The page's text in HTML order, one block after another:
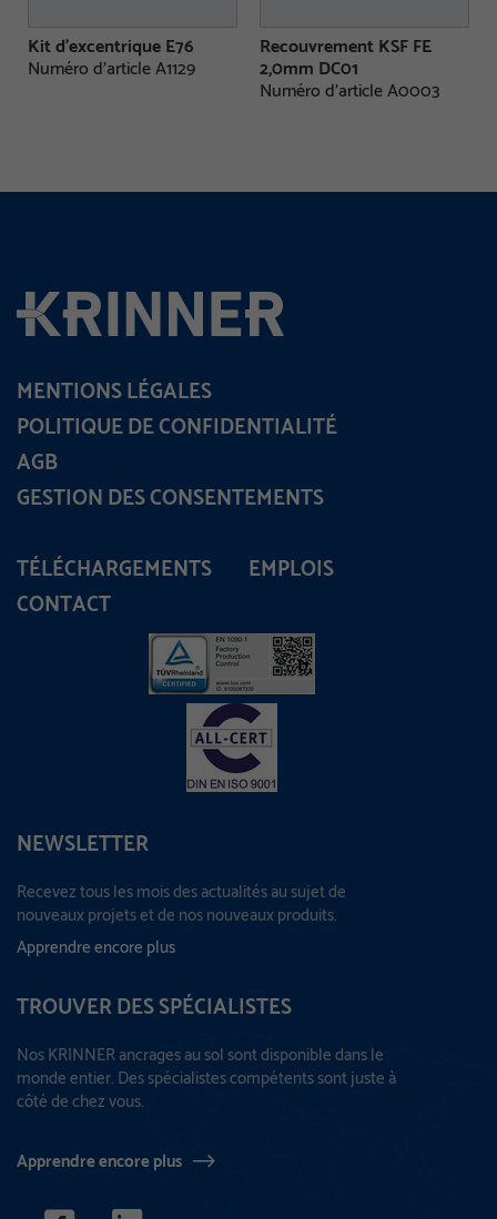
Kit d’excentrique E76
Numéro d'article A1129
Recouvrement KSF FE
2,0mm DC01
Numéro d'article A0003
TÉLÉCHARGEMENTS
EMPLOIS
CONTACT
NEWSLETTER
Recevez tous les mois des actualités au sujet de
nouveaux projets et de nos nouveaux produits.
Apprendre encore plus
TROUVER DES SPÉCIALISTES
Nos KRINNER ancrages au sol sont disponible dans le
monde entier. Des spécialistes compétents sont juste à
côté de chez vous.
Apprendre encore plus
MENTIONS LÉGALES
POLITIQUE DE CONFIDENTIALITÉ
AGB
GESTION DES CONSENTEMENTS